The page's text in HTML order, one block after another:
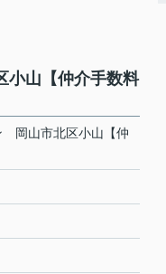
山【仲介手数料
岡山市北区小山【仲